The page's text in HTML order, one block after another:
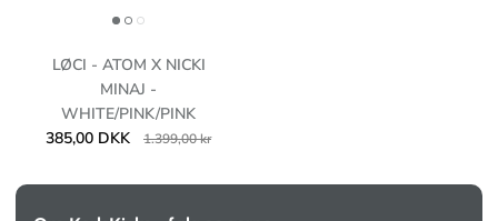
LØCI - ATOM X NICKI
MINAJ -
WHITE/PINK/PINK
385,00 DKK
1.399,00 kr